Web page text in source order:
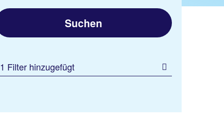
Suchen
1 Filter hinzugefügt